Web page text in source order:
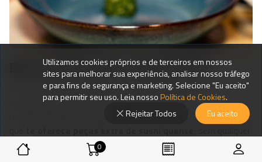
🍱 Porquê escolher o Good Sushi?
No Good Sushi, valorizamos os nossos clientes e
acreditamos que boas experiências devem ser
recompensadas. Por isso, criámos uma campanha exclusiva
custo adicional, tanto para
Take Awaycomo para Delivery
0
Utilizamos cookies próprios e de terceiros em nossos
sites para melhorar sua experiência, analisar nosso tráfego
e para fins de segurança e marketing. Selecione "Eu aceito"
para permitir seu uso. Leia nossoPolítica de Cookies.
Rejeitar Todos
Eu aceito